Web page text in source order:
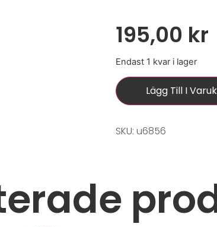
195,00 kr
Endast 1 kvar i lager
Lägg Till I
SKU: u6856